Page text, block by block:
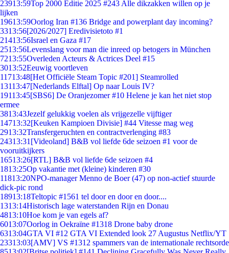
23913:59Top 2000 Editie 2025 #243 Alle dikzakken willen op je
lijken
19613:59Oorlog Iran #136 Bridge and powerplant day incoming?
3313:56[2026/2027] Eredivisietoto #1
21413:56Israel en Gaza #17
2513:56Levenslang voor man die inreed op betogers in München
7213:55Overleden Acteurs & Actrices Deel #15
3013:52Eeuwig voortleven
11713:48[Het Officiële Steam Topic #201] Steamrolled
13113:47[Nederlands Elftal] Op naar Louis IV?
19113:45[SBS6] De Oranjezomer #10 Helene je kan het niet stop
ermee
3813:43Jezelf gelukkig voelen als vrijgezelle vijftiger
14713:32[Keuken Kampioen Divisie] #44 Vitesse mag weg
2913:32Transfergeruchten en contractverlenging #83
24313:31 [Videoland] B&B vol liefde 6de seizoen #1 voor de
vooruitkijkers
16513:26[RTL] B&B vol liefde 6de seizoen #4
1813:25Op vakantie met (kleine) kinderen #30
11813:20NPO-manager Menno de Boer (47) op non-actief stuurde
dick-pic rond
18913:18Teltopic #1561 tel door en door en door....
1313:14Historisch lage waterstanden Rijn en Donau
4813:10Hoe kom je van egels af?
6013:07Oorlog in Oekraïne #1318 Drone baby drone
6313:04GTA VI #12 GTA VI Extended look 27 Augustus Netflix/YT
23313:03[AMV] VS #1312 spammers van de internationale rechtsorde